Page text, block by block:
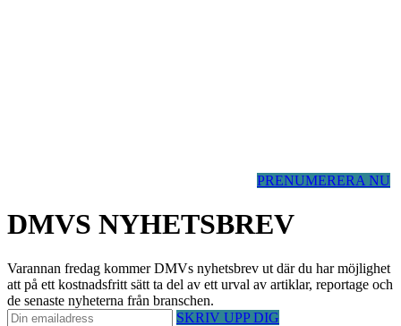
PRENUMERERA NU
DMVS NYHETSBREV
Varannan fredag kommer DMVs nyhetsbrev ut där du har möjlighet
att på ett kostnadsfritt sätt ta del av ett urval av artiklar, reportage och
de senaste nyheterna från branschen.
SKRIV UPP DIG